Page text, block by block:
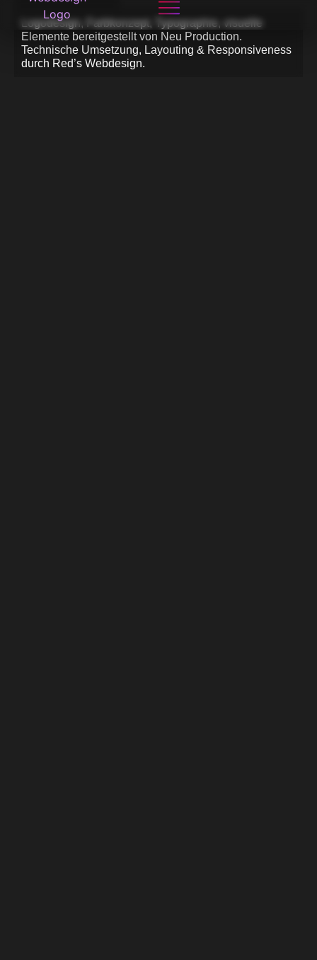
Logodesign, Farbkonzept, Typographie, visuelle
Elemente bereitgestellt von Neu Production.
Technische Umsetzung, Layouting & Responsiveness
durch Red’s Webdesign.